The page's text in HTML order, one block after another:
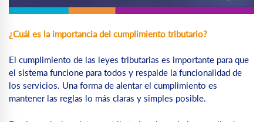
¿Cuál es la importancia del cumplimiento tributario?
El cumplimiento de las leyes tributarias es importante para que
el sistema funcione para todos y respalde la funcionalidad de
los servicios. Una forma de alentar el cumplimiento es
mantener las reglas lo más claras y simples posible.